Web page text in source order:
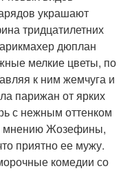
украшают
тридцатилетних
дюплан
мелкие цветы, по
к ним жемчуга и
парижан от ярких
с нежным оттенком
мнению Жозефины,
приятно ее мужу.
комедии со